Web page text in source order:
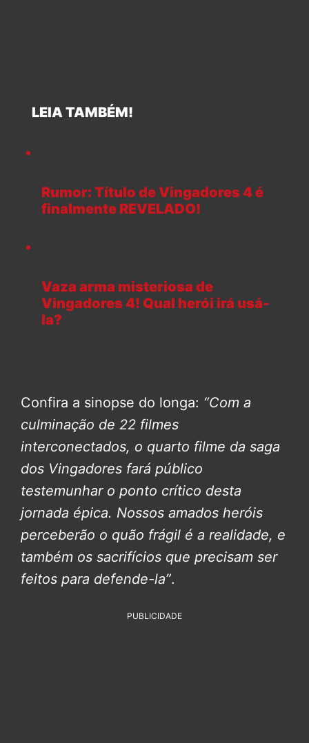
LEIA TAMBÉM!
Rumor: Título de Vingadores 4 é
finalmente REVELADO!
Vaza arma misteriosa de
Vingadores 4! Qual herói irá usá-
la?
Confira a sinopse do longa: “Com a
culminação de 22 filmes
interconectados, o quarto filme da saga
dos Vingadores fará público
testemunhar o ponto crítico desta
jornada épica. Nossos amados heróis
perceberão o quão frágil é a realidade, e
também os sacrifícios que precisam ser
feitos para defende-la”.
PUBLICIDADE